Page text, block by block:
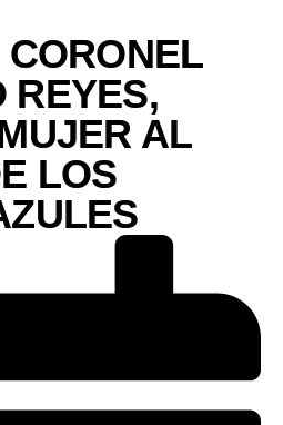
REYES,
AL
LOS